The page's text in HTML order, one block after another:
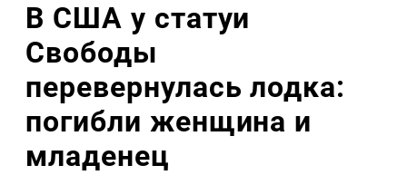
В США у статуи
Свободы
перевернулась лодка:
погибли женщина и
младенец